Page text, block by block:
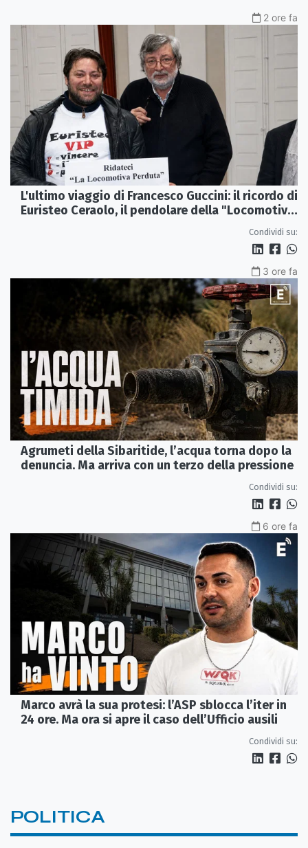
2 ore fa
L'ultimo viaggio di Francesco Guccini: il ricordo di
Euristeo Ceraolo, il pendolare della "Locomotiva
Condividi su:
3 ore fa
Agrumeti della Sibaritide, l’acqua torna dopo la
denuncia. Ma arriva con un terzo della pressione
Condividi su:
6 ore fa
Marco avrà la sua protesi: l’ASP sblocca l’iter in
24 ore. Ma ora si apre il caso dell’Ufficio ausili
Condividi su:
POLITICA